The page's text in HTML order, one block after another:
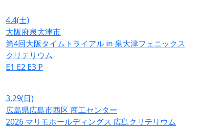
4.4(土)
大阪府泉大津市
第4回大阪タイムトライアル in 泉大津フェニックス
クリテリウム
E1 E2 E3 P
3.29(日)
広島県広島市西区 商工センター
2026 マリモホールディングス 広島クリテリウム